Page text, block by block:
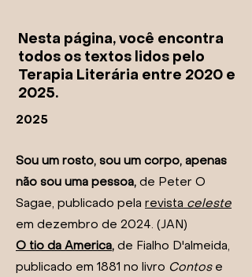
Nesta página, você encontra
todos os textos lidos pelo
Terapia Literária entre 2020 e
2025.
2025
Sou um rosto, sou um corpo, apenas
não sou uma pessoa, de Peter O
Sagae, publicado pela revista celeste
em dezembro de 2024. (JAN)
O tio da America, de Fialho D'almeida,
publicado em 1881 no livro Contos e